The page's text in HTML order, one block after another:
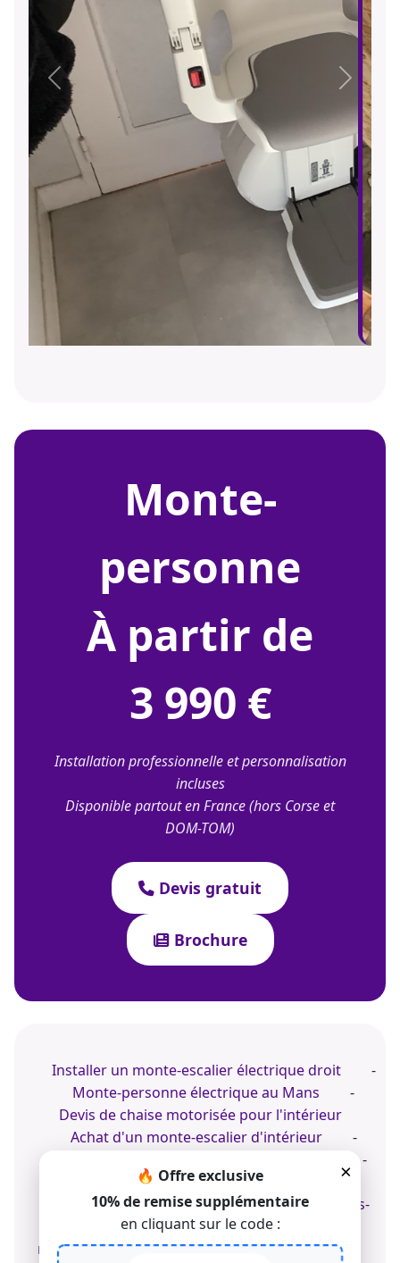
Précédent Suivant
monte-
personne
À partir de
3 990 €
Installation professionnelle et personnalisation
incluses
Disponible partout en France (hors Corse et
DOM-TOM)
Devis gratuit
Brochure
×
🔥 Offre exclusive
10% de remise supplémentaire
en cliquant sur le code :
Installer un monte-escalier électrique droit
-
Monte-personne électrique au Mans
-
Devis de chaise motorisée pour l'intérieur
Achat d'un monte-escalier d'intérieur
-
-
Prix d'un monte-escalier intérieur motorisé
Conseil sur un monte-escaliers dans les Alpes-
-
Pro du monte-personne
motorisé
-
Monte-escalier électrique